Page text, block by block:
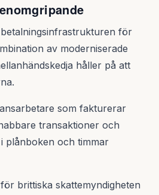
för
av moderniserade
håller på att
som fakturerar
transaktioner och
plånboken och timmar
brittiska skattemyndigheten